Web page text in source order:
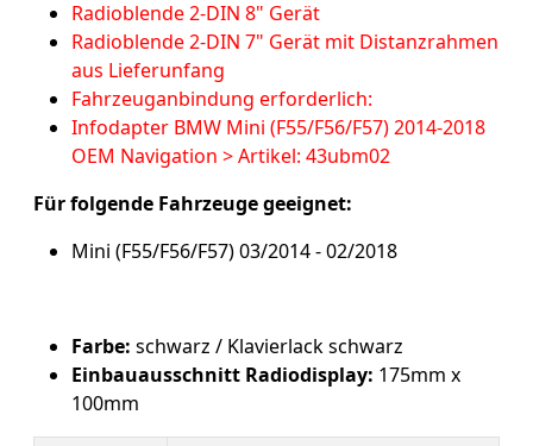
Radioblende 2-DIN 8" Gerät
Radioblende 2-DIN 7" Gerät mit Distanzrahmen
aus Lieferunfang
Fahrzeuganbindung erforderlich:
Infodapter BMW Mini (F55/F56/F57) 2014-2018
OEM Navigation > Artikel: 43ubm02
Für folgende Fahrzeuge geeignet:
Mini (F55/F56/F57) 03/2014 - 02/2018
Farbe: schwarz / Klavierlack schwarz
Einbauausschnitt Radiodisplay: 175mm x
100mm